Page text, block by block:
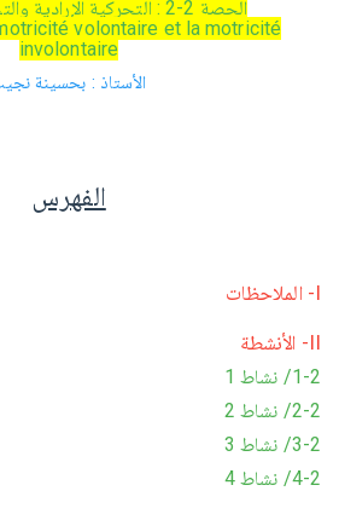
الحصة 2-2 : التحركية الإرادية والتحركية اللاإرادية
volontaire et la motricité
involontaire
الأستاذ : بحسينة
الفهرس
I- الملاحظات
II- الأنشطة
1-2/ نشاط 1
2-2/ نشاط 2
3-2/ نشاط 3
4-2/ نشاط 4